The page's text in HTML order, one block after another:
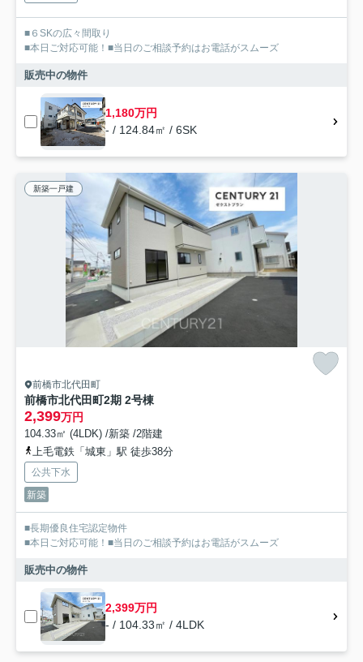
■６SKの広々間取り
■本日ご対応可能！■当日のご相談予約はお電話がスムーズ
販売中の物件
1,180万円
- / 124.84㎡ / 6SK
新築一戸建
前橋市北代田町
前橋市北代田町2期 2号棟
2,399万円
104.33㎡ (4LDK) /新築 /2階建
上毛電鉄「城東」駅 徒歩38分
公共下水
新築
■長期優良住宅認定物件
■本日ご対応可能！■当日のご相談予約はお電話がスムーズ
販売中の物件
2,399万円
- / 104.33㎡ / 4LDK